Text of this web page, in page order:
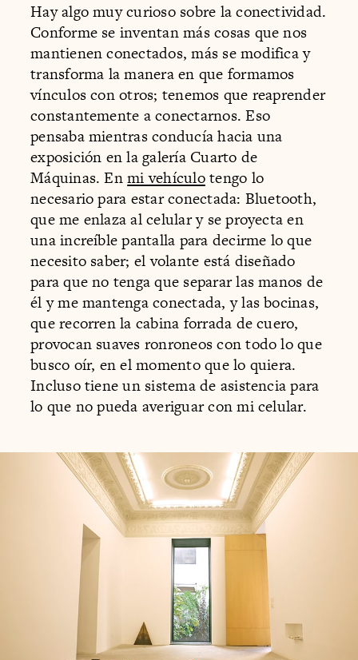
Hay algo muy curioso sobre la conectividad.
Conforme se inventan más cosas que nos
mantienen conectados, más se modifica y
transforma la manera en que formamos
vínculos con otros; tenemos que reaprender
constantemente a conectarnos. Eso
pensaba mientras conducía hacia una
exposición en la galería Cuarto de
Máquinas. Enmi vehículotengo lo
necesario para estar conectada: Bluetooth,
que me enlaza al celular y se proyecta en
una increíble pantalla para decirme lo que
necesito saber; el volante está diseñado
para que no tenga que separar las manos de
él y me mantenga conectada, y las bocinas,
que recorren la cabina forrada de cuero,
provocan suaves ronroneos con todo lo que
busco oír, en el momento que lo quiera.
Incluso tiene un sistema de asistencia para
lo que no pueda averiguar con mi celular.